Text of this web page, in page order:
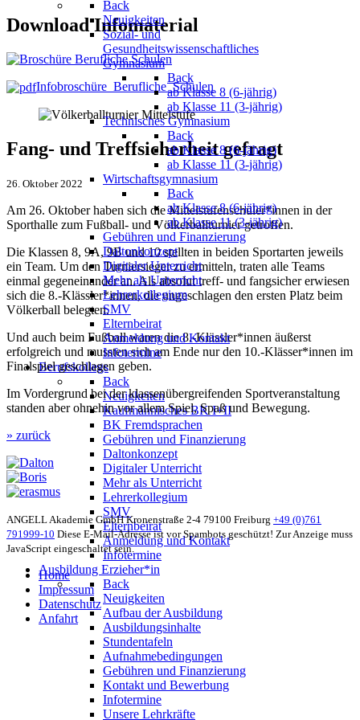
Back
Neuigkeiten
Sozial- und
Gesundheitswissenschaftliches
Gymnasium
Back
ab Klasse 8 (6-jährig)
ab Klasse 11 (3-jährig)
Technisches Gymnasium
Back
ab Klasse 8 (6-jährig)
ab Klasse 11 (3-jährig)
Wirtschaftsgymnasium
Back
ab Klasse 8 (6-jährig)
ab Klasse 11 (3-jährig)
Gebühren und Finanzierung
Daltonkonzept
Digitaler Unterricht
Mehr als Unterricht
Lehrerkollegium
SMV
Elternbeirat
Anmeldung und Kontakt
Infotermine
Berufskollegs
Back
Neuigkeiten
Kaufmännisches BK I+II
BK Fremdsprachen
Gebühren und Finanzierung
Daltonkonzept
Digitaler Unterricht
Mehr als Unterricht
Lehrerkollegium
SMV
Elternbeirat
Anmeldung und Kontakt
Infotermine
Ausbildung Erzieher*in
Back
Neuigkeiten
Aufbau der Ausbildung
Ausbildungsinhalte
Stundentafeln
Aufnahmebedingungen
Gebühren und Finanzierung
Kontakt und Bewerbung
Infotermine
Unsere Lehrkräfte
Download Infomaterial
Infobroschüre_Berufliche_Schulen
Fang- und Treffsicherheit gefragt
26. Oktober 2022
Am 26. Oktober haben sich die Mittelstufenschüler*innen in der
Sporthalle zum Fußball- und Völkerballturnier getroffen.
Die Klassen 8, 9A, 9B und 10 stellten in beiden Sportarten jeweils
ein Team. Um den Turniersieger zu ermitteln, traten alle Teams
einmal gegeneinander an. Als absolut treff- und fangsicher erwiesen
sich die 8.-Klässler*innen, die ungeschlagen den ersten Platz beim
Völkerball belegten.
Und auch beim Fußball waren die 8.-Klässler*innen äußerst
erfolgreich und mussten sich am Ende nur den 10.-Klässer*innen im
Finalspiel geschlagen geben.
Im Vordergrund bei der klassenübergreifenden Sportveranstaltung
standen aber ohnehin vor allem Spiel, Spaß und Bewegung.
» zurück
ANGELL Akademie GmbH Kronenstraße 2-4 79100 Freiburg +49 (0)761
791999-10 Diese E-Mail-Adresse ist vor Spambots geschützt! Zur Anzeige muss
JavaScript eingeschaltet sein.
Home
Impressum
Datenschutz
Anfahrt